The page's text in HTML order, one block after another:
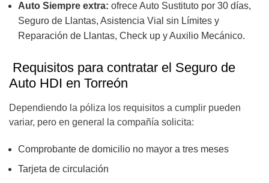
Auto Siempre extra: ofrece Auto Sustituto por 30 días,
Seguro de Llantas, Asistencia Vial sin Límites y
Reparación de Llantas, Check up y Auxilio Mecánico.
Requisitos para contratar el Seguro de
Auto HDI en Torreón
Dependiendo la póliza los requisitos a cumplir pueden
variar, pero en general la compañía solicita:
Comprobante de domicilio no mayor a tres meses
Tarjeta de circulación